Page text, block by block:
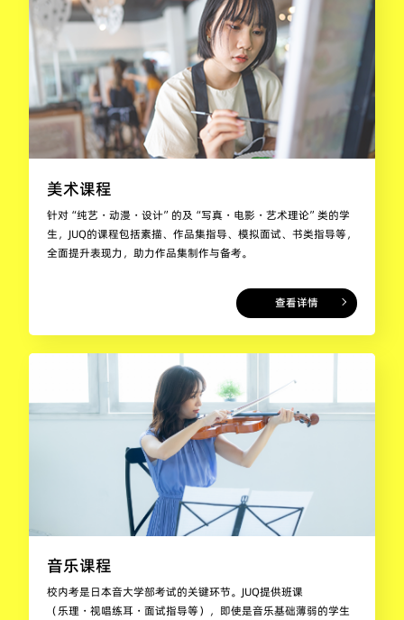
美术课程
针对“纯艺・动漫・设计”的及“写真・电影・艺术理论”类的学
生，JUQ的课程包括素描、作品集指导、模拟面试、书类指导等，
全面提升表现力，助力作品集制作与备考。
查看详情
音乐课程
校内考是日本音大学部考试的关键环节。JUQ提供班课
（乐理・视唱练耳・面试指导等），即使是音乐基础薄弱的学生